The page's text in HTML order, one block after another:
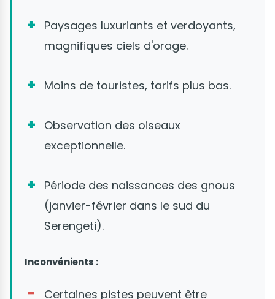
Paysages luxuriants et verdoyants,
magnifiques ciels d'orage.
Moins de touristes, tarifs plus bas.
Observation des oiseaux
exceptionnelle.
Période des naissances des gnous
(janvier-février dans le sud du
Serengeti).
Inconvénients :
Certaines pistes peuvent être